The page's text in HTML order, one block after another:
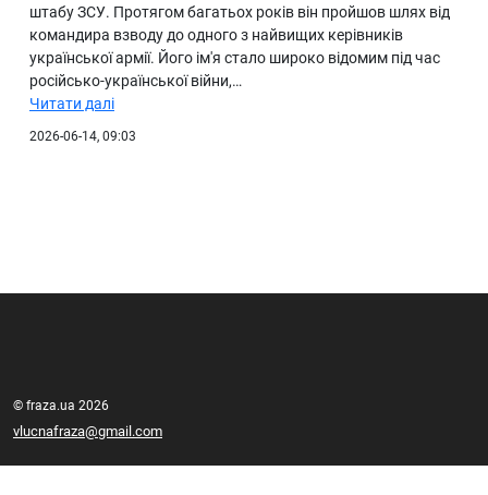
штабу ЗСУ. Протягом багатьох років він пройшов шлях від
командира взводу до одного з найвищих керівників
української армії. Його ім'я стало широко відомим під час
російсько-української війни,…
Читати далі
2026-06-14, 09:03
© fraza.ua 2026
vlucnafraza@gmail.com